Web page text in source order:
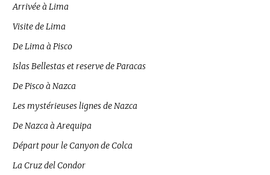
Arrivée à Lima
Visite de Lima
De Lima à Pisco
Islas Bellestas et reserve de Paracas
De Pisco à Nazca
Les mystérieuses lignes de Nazca
De Nazca à Arequipa
Départ pour le Canyon de Colca
La Cruz del Condor